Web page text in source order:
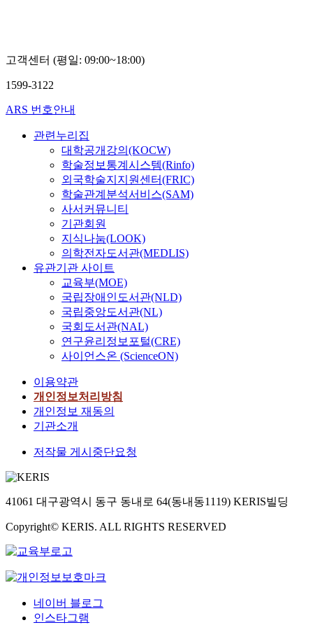
고객센터 (평일: 09:00~18:00)
1599-3122
ARS 번호안내
관련누리집
대학공개강의(KOCW)
학술정보통계시스템(Rinfo)
외국학술지지원센터(FRIC)
학술관계분석서비스(SAM)
사서커뮤니티
기관회원
지식나눔(LOOK)
의학전자도서관(MEDLIS)
유관기관 사이트
교육부(MOE)
국립장애인도서관(NLD)
국립중앙도서관(NL)
국회도서관(NAL)
연구윤리정보포털(CRE)
사이언스온 (ScienceON)
이용약관
개인정보처리방침
개인정보 재동의
기관소개
저작물 게시중단요청
41061 대구광역시 동구 동내로 64(동내동1119) KERIS빌딩
Copyright© KERIS. ALL RIGHTS RESERVED
네이버 블로그
인스타그램